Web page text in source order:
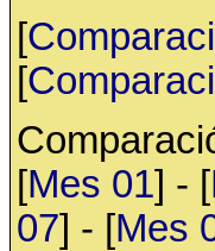
[
[
[Mes 01] - [
07] - [Mes